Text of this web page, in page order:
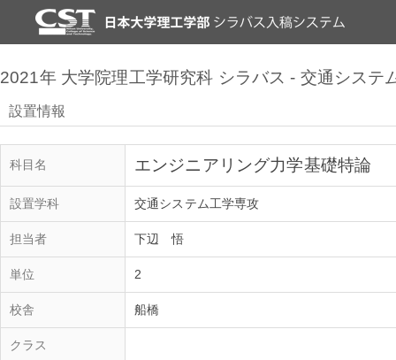
2021年 大学院理工学研究科 シラバス - 交通システ
設置情報
科目名 エンジニアリング力学基礎特論
設置学科 交通システム工学専攻
担当者 下辺 悟
単位 2
校舎 船橋
クラス